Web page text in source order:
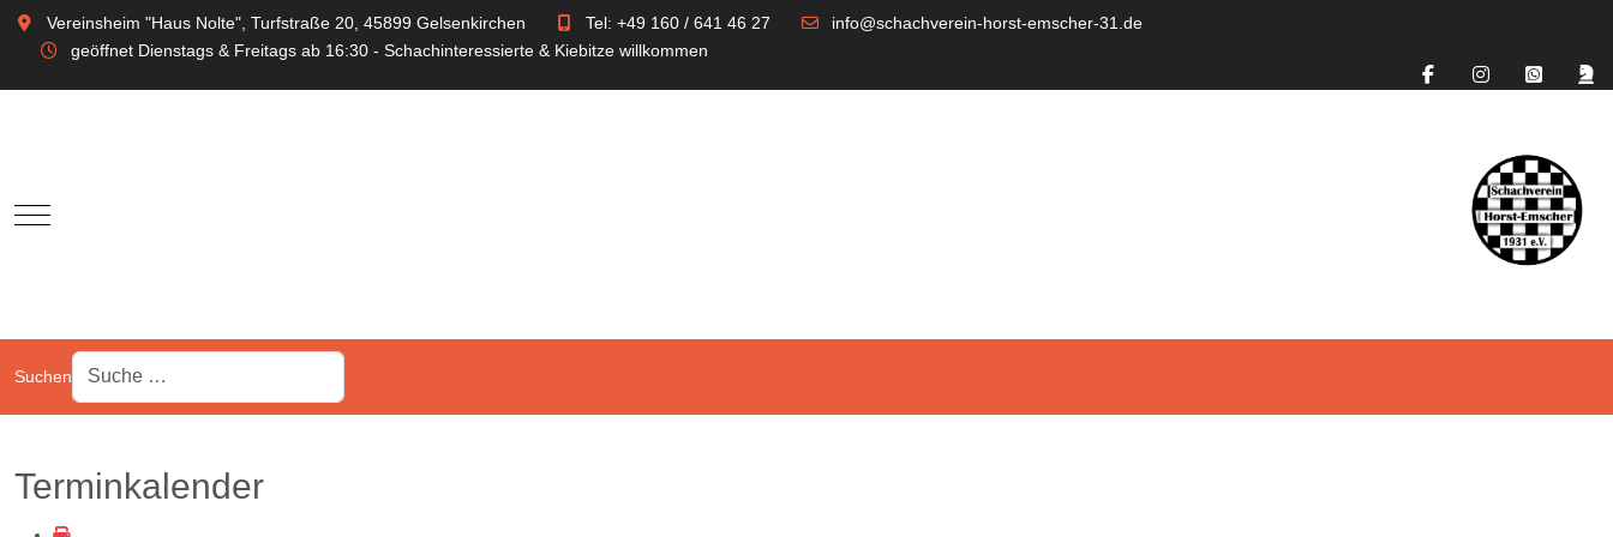
Vereinsheim "Haus Nolte", Turfstraße 20, 45899 Gelsenkirchen Tel: +49 160 / 641 46 27
info@schachverein-horst-emscher-31.de
geöffnet Dienstags & Freitags ab 16:30 - Schachinteressierte & Kiebitze willkommen
Mobile Menu Toggle
Suchen
Terminkalender